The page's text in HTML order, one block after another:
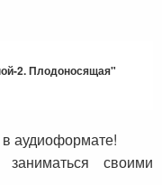
2. Плодоносящая"
аудиоформате!
своими